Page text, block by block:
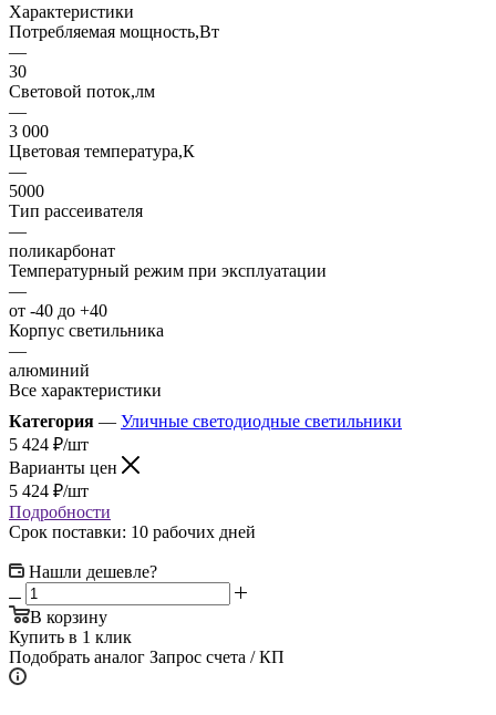
Характеристики
Потребляемая мощность,Вт
—
30
Световой поток,лм
—
3 000
Цветовая температура,К
—
5000
Тип рассеивателя
—
поликарбонат
Температурный режим при эксплуатации
—
от -40 до +40
Корпус светильника
—
алюминий
Все характеристики
Категория — Уличные светодиодные светильники
5 424 ₽/шт
Варианты цен
5 424 ₽/шт
Подробности
Срок поставки: 10 рабочих дней
Нашли дешевле?
В корзину
Купить в 1 клик
Подобрать аналог Запрос счета / КП